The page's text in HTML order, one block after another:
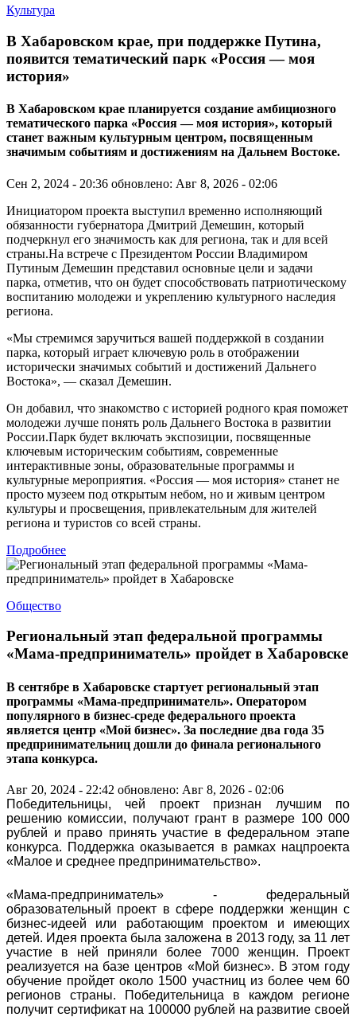
Культура
В Хабаровском крае, при поддержке Путина,
появится тематический парк «Россия — моя
история»
В Хабаровском крае планируется создание амбициозного
тематического парка «Россия — моя история», который
станет важным культурным центром, посвященным
значимым событиям и достижениям на Дальнем Востоке.
Сен 2, 2024 - 20:36 обновлено: Авг 8, 2026 - 02:06
Инициатором проекта выступил временно исполняющий
обязанности губернатора Дмитрий Демешин, который
подчеркнул его значимость как для региона, так и для всей
страны.На встрече с Президентом России Владимиром
Путиным Демешин представил основные цели и задачи
парка, отметив, что он будет способствовать патриотическому
воспитанию молодежи и укреплению культурного наследия
региона.
«Мы стремимся заручиться вашей поддержкой в создании
парка, который играет ключевую роль в отображении
исторически значимых событий и достижений Дальнего
Востока», — сказал Демешин.
Он добавил, что знакомство с историей родного края поможет
молодежи лучше понять роль Дальнего Востока в развитии
России.Парк будет включать экспозиции, посвященные
ключевым историческим событиям, современные
интерактивные зоны, образовательные программы и
культурные мероприятия. «Россия — моя история» станет не
просто музеем под открытым небом, но и живым центром
культуры и просвещения, привлекательным для жителей
региона и туристов со всей страны.
Подробнее
Общество
Региональный этап федеральной программы
«Мама-предприниматель» пройдет в Хабаровске
В сентябре в Хабаровске стартует региональный этап
программы «Мама-предприниматель». Оператором
популярного в бизнес-среде федерального проекта
является центр «Мой бизнес». За последние два года 35
предпринимательниц дошли до финала регионального
этапа конкурса.
Авг 20, 2024 - 22:42 обновлено: Авг 8, 2026 - 02:06
Победительницы, чей проект признан лучшим по
решению комиссии, получают грант в размере 100 000
рублей и право принять участие в федеральном этапе
конкурса. Поддержка оказывается в рамках нацпроекта
«Малое и среднее предпринимательство».
«Мама-предприниматель» - федеральный
образовательный проект в сфере поддержки женщин с
бизнес-идеей или работающим проектом и имеющих
детей. Идея проекта была заложена в 2013 году, за 11 лет
участие в ней приняли более 7000 женщин. Проект
реализуется на базе центров «Мой бизнес». В этом году
обучение пройдет около 1500 участниц из более чем 60
регионов страны. Победительница в каждом регионе
получит сертификат на 100000 рублей на развитие своей